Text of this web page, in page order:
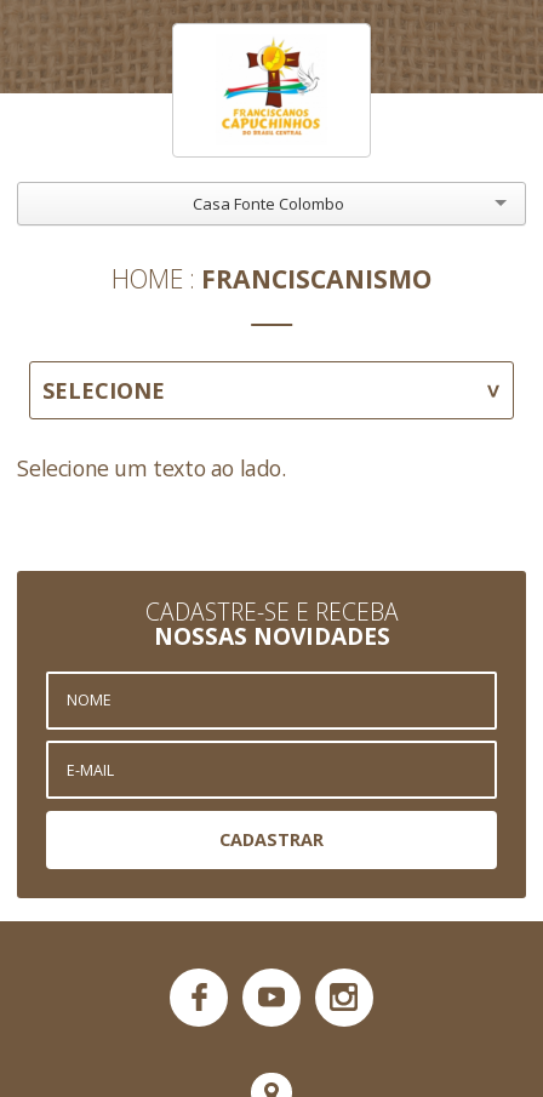
Casa Fonte Colombo
HOME FRANCISCANISMO
SELECIONE
Selecione um texto ao lado.
CADASTRE-SE E RECEBA
NOSSAS NOVIDADES
CADASTRAR